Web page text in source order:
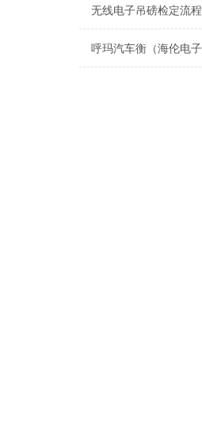
无线电子吊磅检定流程